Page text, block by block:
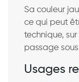
Sa couleur
ce qui peut
technique,
passage
Usages